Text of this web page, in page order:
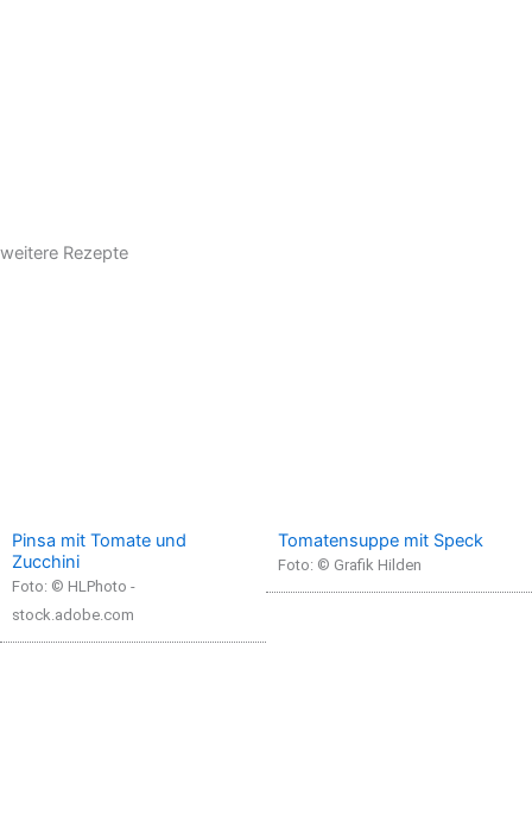
weitere Rezepte
Pinsa mit Tomate und
Zucchini
Foto: © HLPhoto -
stock.adobe.com
Tomatensuppe mit Speck
Foto: © Grafik Hilden